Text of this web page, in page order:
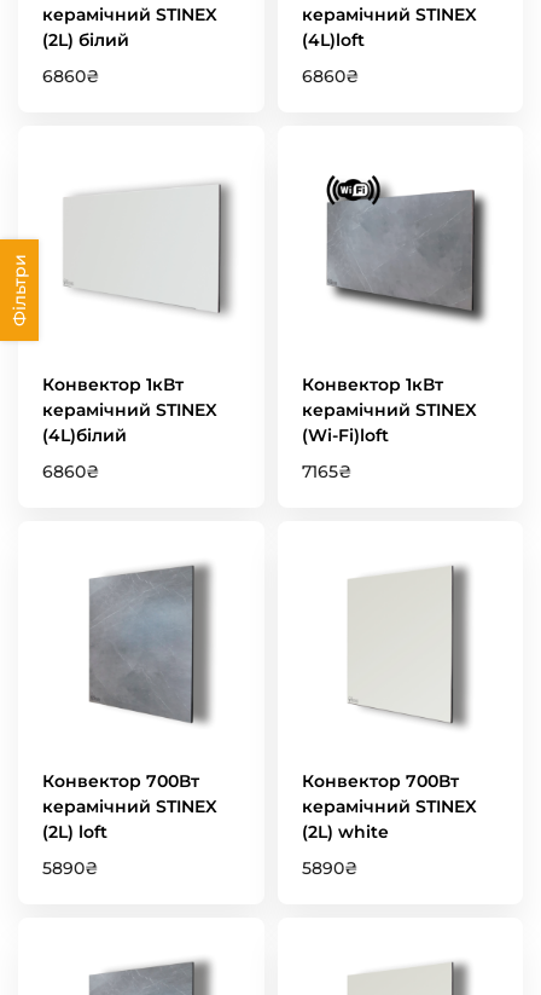
Фільтри
керамічний STINEX
(2L) білий
6860₴
керамічний STINEX
(4L)loft
6860₴
Конвектор 1кВт
керамічний STINEX
(4L)білий
6860₴
Конвектор 1кВт
керамічний STINEX
(Wi-Fi)loft
7165₴
Конвектор 700Вт
керамічний STINEX
(2L) loft
5890₴
Конвектор 700Вт
керамічний STINEX
(2L) white
5890₴